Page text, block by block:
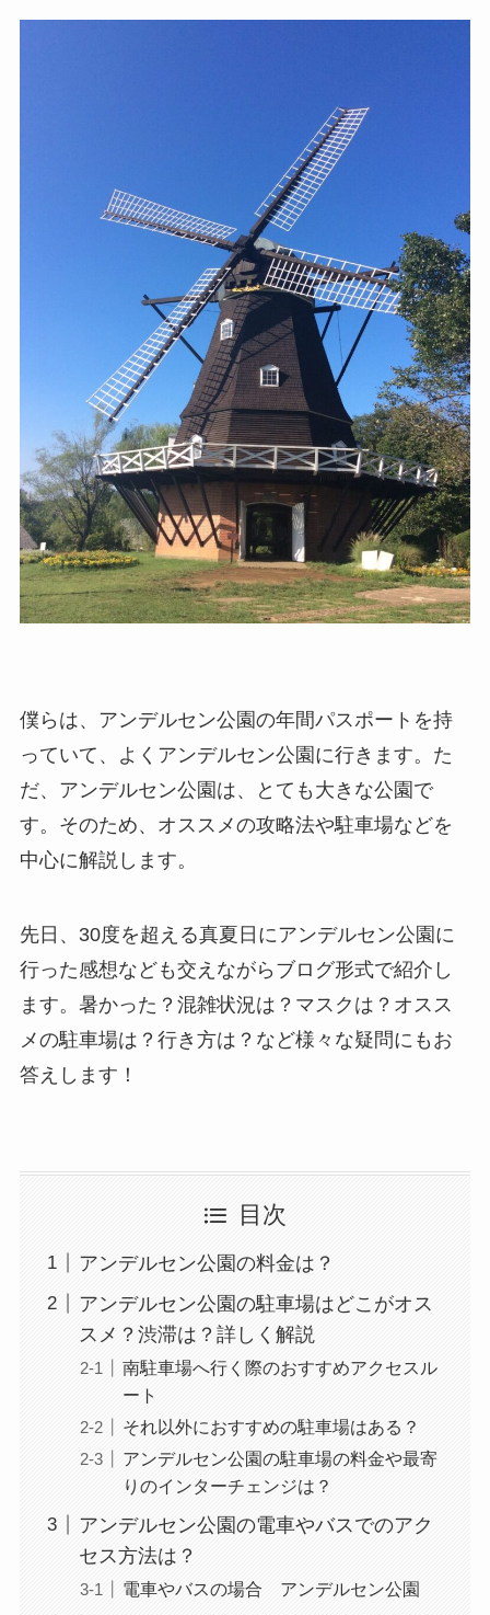
僕らは、アンデルセン公園の年間パスポートを持
っていて、よくアンデルセン公園に行きます。た
だ、アンデルセン公園は、とても大きな公園で
す。そのため、オススメの攻略法や駐車場などを
中心に解説します。
先日、30度を超える真夏日にアンデルセン公園に
行った感想なども交えながらブログ形式で紹介し
ます。暑かった？混雑状況は？マスクは？オスス
メの駐車場は？行き方は？など様々な疑問にもお
答えします！
目次
アンデルセン公園の料金は？
アンデルセン公園の駐車場はどこがオス
スメ？渋滞は？詳しく解説
南駐車場へ行く際のおすすめアクセスル
ート
それ以外におすすめの駐車場はある？
アンデルセン公園の駐車場の料金や最寄
りのインターチェンジは？
アンデルセン公園の電車やバスでのアク
セス方法は？
電車やバスの場合 アンデルセン公園